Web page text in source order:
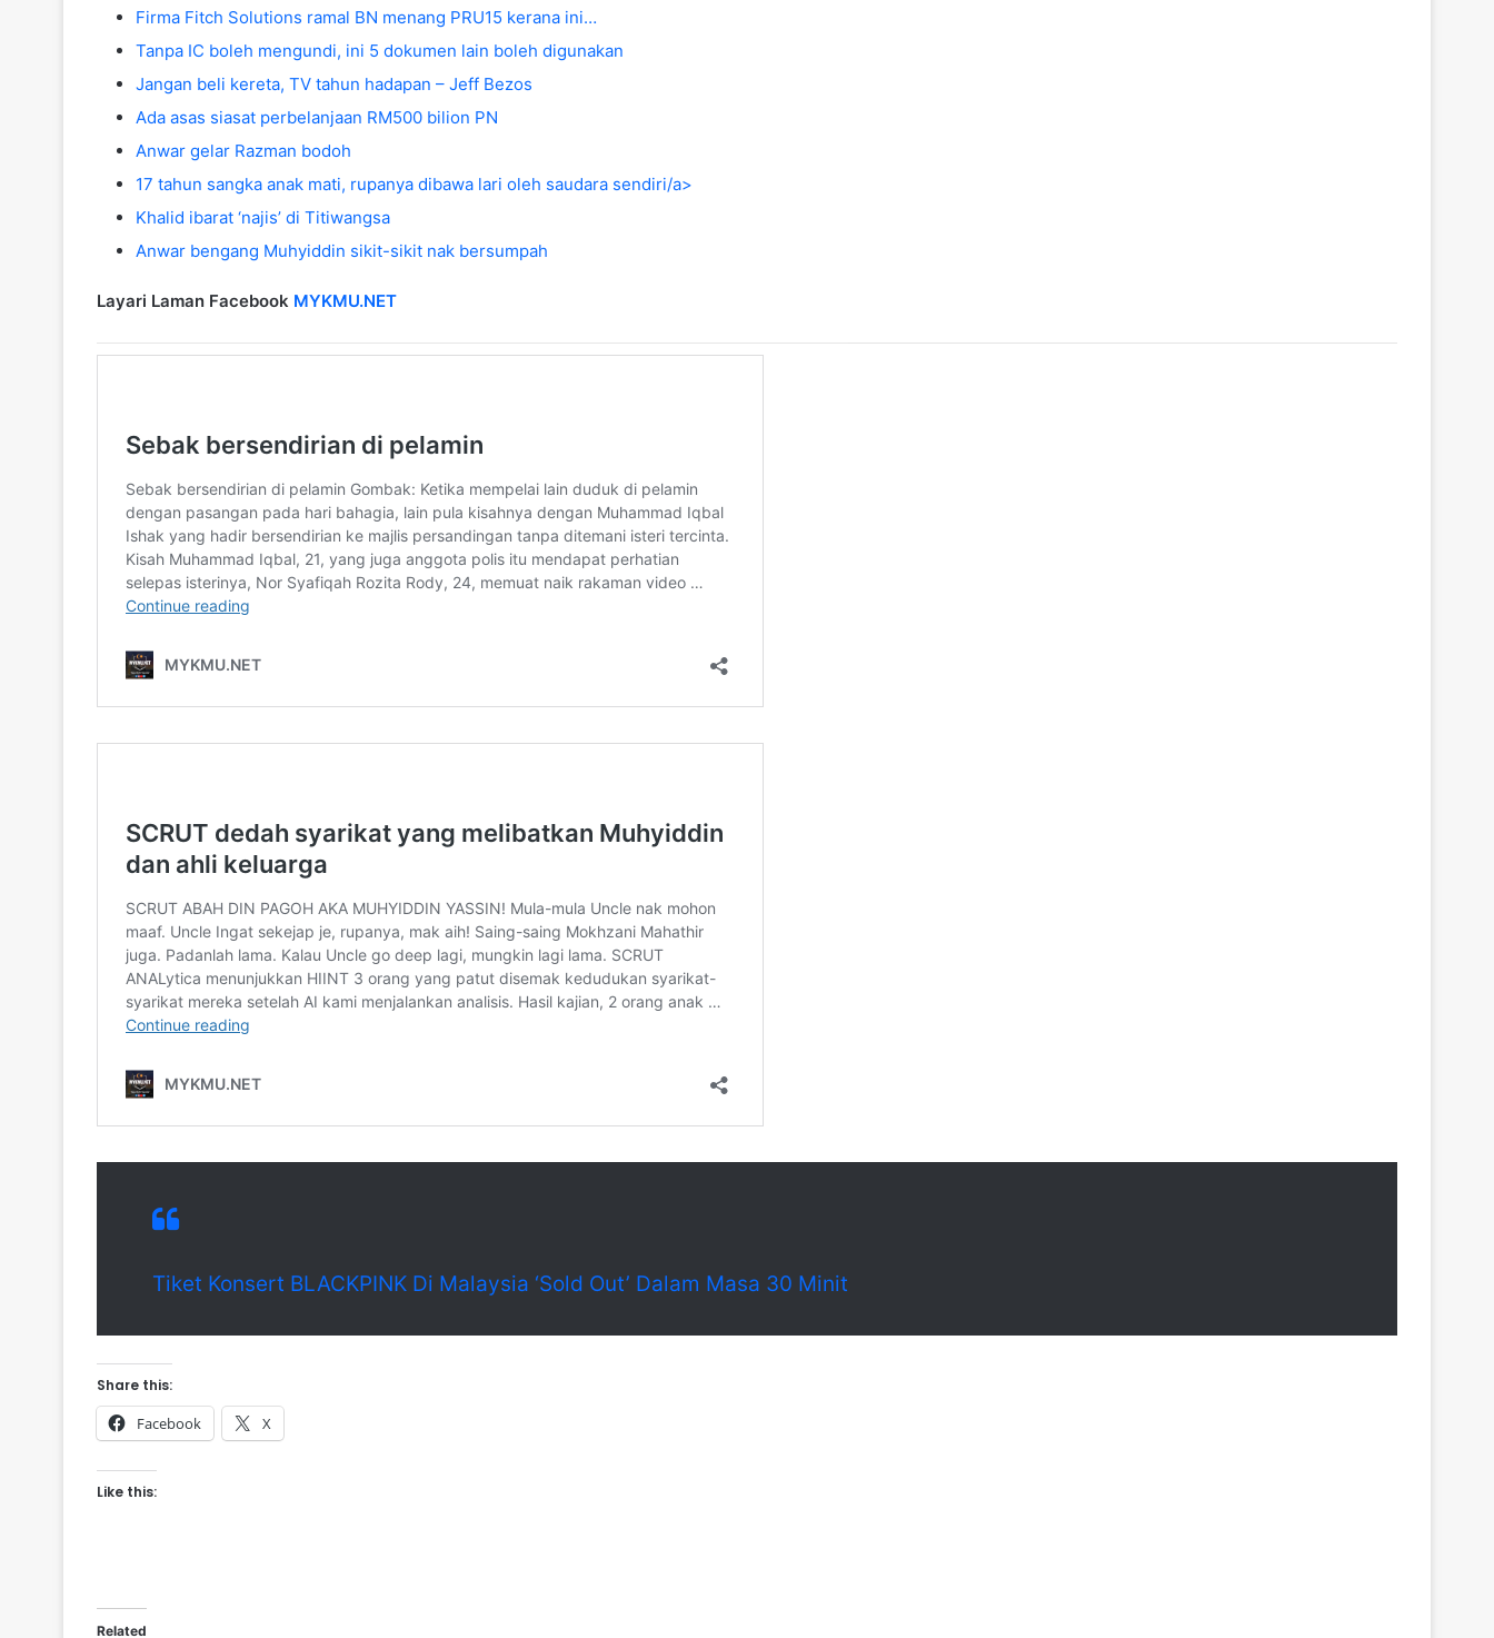
Firma Fitch Solutions ramal BN menang PRU15 kerana ini…
Tanpa IC boleh mengundi, ini 5 dokumen lain boleh digunakan
Jangan beli kereta, TV tahun hadapan – Jeff Bezos
Ada asas siasat perbelanjaan RM500 bilion PN
Anwar gelar Razman bodoh
17 tahun sangka anak mati, rupanya dibawa lari oleh saudara sendiri/a>
Khalid ibarat ‘najis’ di Titiwangsa
Anwar bengang Muhyiddin sikit-sikit nak bersumpah
Layari Laman Facebook MYKMU.NET
Tiket Konsert BLACKPINK Di Malaysia ‘Sold Out’ Dalam Masa 30 Minit
Share this:
Facebook X
Like this:
Related